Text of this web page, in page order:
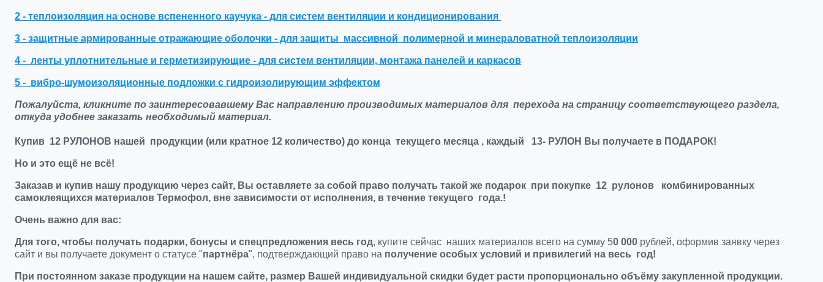
2 - теплоизоляция на основе вспененного каучука - для систем вентиляции и кондиционирования
3 - защитные армированные отражающие оболочки - для защиты массивной полимерной и минераловатной теплоизоляции
4 - ленты уплотнительные и герметизирующие - для систем вентиляции, монтажа панелей и каркасов
5 - вибро-шумоизоляционные подложки с гидроизолирующим эффектом
Пожалуйста, кликните по заинтересовавшему Вас направлению производимых материалов для перехода на страницу соответствующего раздела,
откуда удобнее заказать необходимый материал.
Купив 12 РУЛОНОВ нашей продукции (или кратное 12 количество) до конца текущего месяца , каждый 13- РУЛОН Вы получаете в ПОДАРОК!
Но и это ещё не всё!
Заказав и купив нашу продукцию через сайт, Вы оставляете за собой право получать такой же подарок при покупке 12 рулонов комбинированных
самоклеящихся материалов Термофол, вне зависимости от исполнения, в течение текущего года.!
Очень важно для вас:
Для того, чтобы получать подарки, бонусы и спецпредложения весь год, купите сейчас наших материалов всего на сумму 50 000 рублей, оформив заявку через
сайт и вы получаете документ о статусе "партнёра", подтверждающий право на получение особых условий и привилегий на весь год!
При постоянном заказе продукции на нашем сайте, размер Вашей индивидуальной скидки будет расти пропорционально объёму закупленной продукции.